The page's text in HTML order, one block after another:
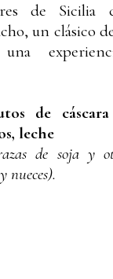
de Sicilia
un clásico
de cáscara
leche
de soja y
nueces).